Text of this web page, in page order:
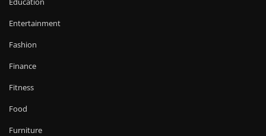
Entertainment
Fashion
Finance
Fitness
Food
Furniture